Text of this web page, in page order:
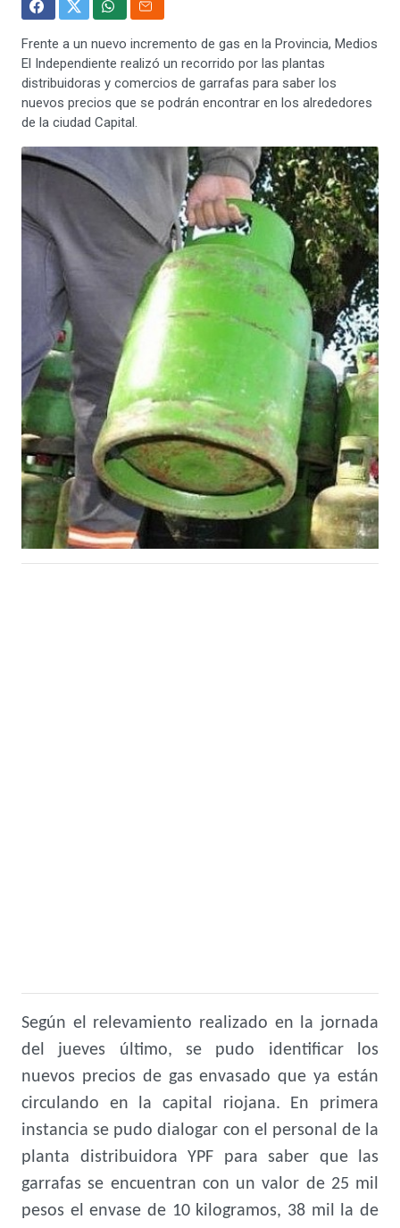
Frente a un nuevo incremento de gas en la Provincia, Medios
El Independiente realizó un recorrido por las plantas
distribuidoras y comercios de garrafas para saber los
nuevos precios que se podrán encontrar en los alrededores
de la ciudad Capital.
Según el relevamiento realizado en la jornada
del jueves último, se pudo identificar los
nuevos precios de gas envasado que ya están
circulando en la capital riojana. En primera
instancia se pudo dialogar con el personal de la
planta distribuidora YPF para saber que las
garrafas se encuentran con un valor de 25 mil
pesos el envase de 10 kilogramos, 38 mil la de